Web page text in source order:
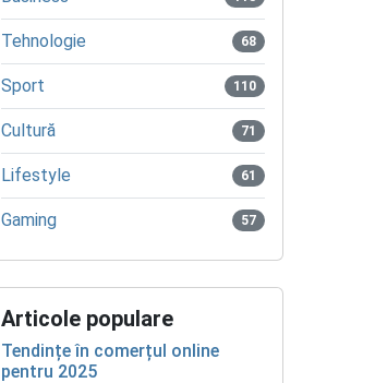
Tehnologie 68
Sport 110
Cultură 71
Lifestyle 61
Gaming 57
Articole populare
Tendințe în comerțul online
pentru 2025